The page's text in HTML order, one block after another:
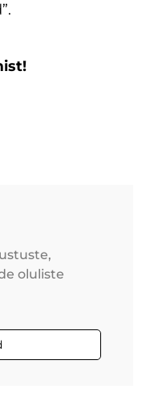
oluliste